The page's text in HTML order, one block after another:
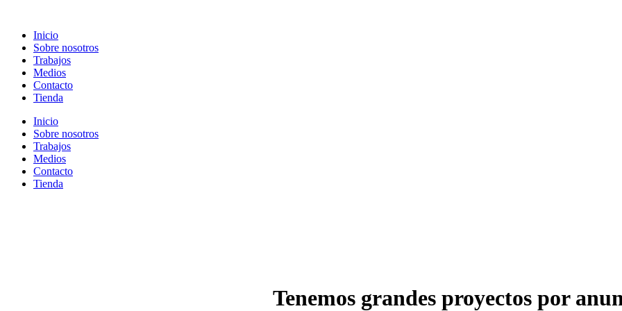
contenido
Inicio
Sobre nosotros
Trabajos
Medios
Contacto
Tienda
Inicio
Sobre nosotros
Trabajos
Medios
Contacto
Tienda
Tenemos grandes proyectos por